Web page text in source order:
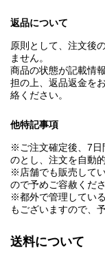
返品について
原則として、注文後
ません。
商品の状態が記載情
担の上、返品返金を
絡ください。
他特記事項
※ご注文確定後、7日
のとし、注文を自動
※店舗でも販売して
ので予めご容赦くださ
※都外で管理してい
もございますので、
送料について